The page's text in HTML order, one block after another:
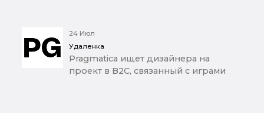
24 Июл
Удаленка
Pragmatica ищет дизайнера на
проект в B2C, связанный с играми